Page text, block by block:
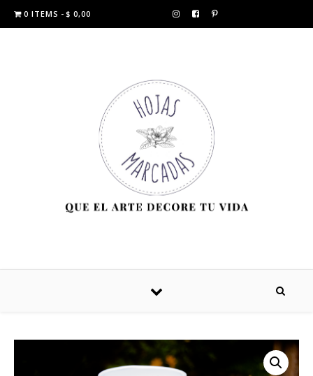
0 ITEMS $ 0,00